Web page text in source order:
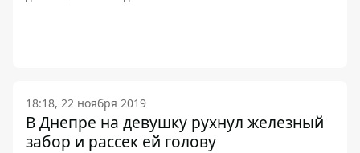
18:18, 22 ноября 2019
В Днепре на девушку рухнул железный
забор и рассек ей голову